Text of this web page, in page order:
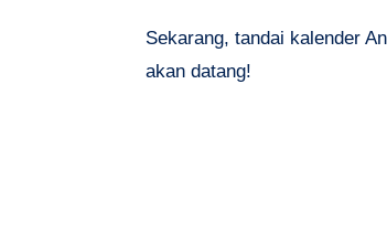
Sekarang, tandai kalender
akan datang!